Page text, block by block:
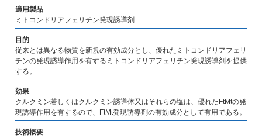
適用製品
ミトコンドリアフェリチン発現誘導剤
目的
従来とは異なる物質を新規の有効成分とし、優れたミトコンドリアフェリ
チンの発現誘導作用を有するミトコンドリアフェリチン発現誘導剤を提供
する。
効果
クルクミン若しくはクルクミン誘導体又はそれらの塩は、優れたFtMtの発
現誘導作用を有するので、FtMt発現誘導剤の有効成分として有用である。
技術概要